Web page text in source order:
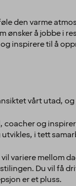
den varme
ønsker å jobbe i
inspirere til å
vårt utad,
coacher og
i tett
variere mellom
Du vil få
er et pluss.